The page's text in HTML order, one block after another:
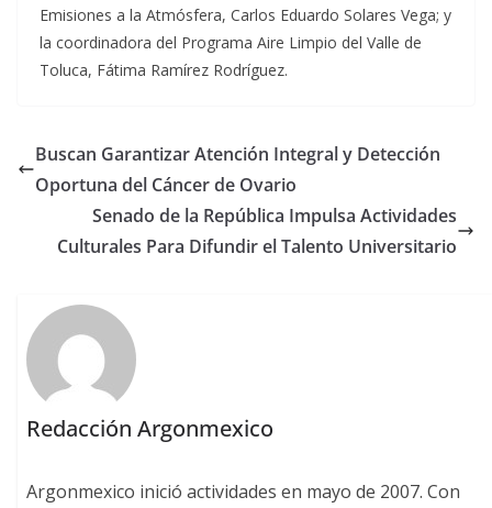
Emisiones a la Atmósfera, Carlos Eduardo Solares Vega; y
la coordinadora del Programa Aire Limpio del Valle de
Toluca, Fátima Ramírez Rodríguez.
Buscan Garantizar Atención Integral y Detección
Oportuna del Cáncer de Ovario
Senado de la República Impulsa Actividades
Culturales Para Difundir el Talento Universitario
Redacción Argonmexico
Argonmexico inició actividades en mayo de 2007. Con